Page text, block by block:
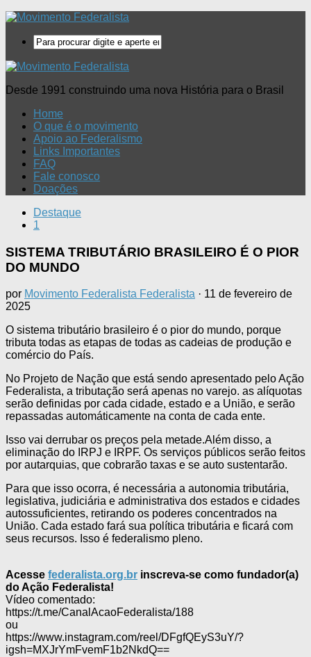
Desde 1991 construindo uma nova História para o Brasil
Home
O que é o movimento
Apoio ao Federalismo
Links Importantes
FAQ
Fale conosco
Doações
Destaque
1
SISTEMA TRIBUTÁRIO BRASILEIRO É O PIOR
DO MUNDO
por Movimento Federalista Federalista · 11 de fevereiro de
2025
O sistema tributário brasileiro é o pior do mundo, porque
tributa todas as etapas de todas as cadeias de produção e
comércio do País.
No Projeto de Nação que está sendo apresentado pelo Ação
Federalista, a tributação será apenas no varejo. as alíquotas
serão definidas por cada cidade, estado e a União, e serão
repassadas automáticamente na conta de cada ente.
Isso vai derrubar os preços pela metade.Além disso, a
eliminação do IRPJ e IRPF. Os serviços públicos serão feitos
por autarquias, que cobrarão taxas e se auto sustentarão.
Para que isso ocorra, é necessária a autonomia tributária,
legislativa, judiciária e administrativa dos estados e cidades
autossuficientes, retirando os poderes concentrados na
União. Cada estado fará sua política tributária e ficará com
seus recursos. Isso é federalismo pleno.
Acesse federalista.org.br inscreva-se como fundador(a)
do Ação Federalista!
Vídeo comentado:
https://t.me/CanalAcaoFederalista/188
ou
https://www.instagram.com/reel/DFgfQEyS3uY/?
igsh=MXJrYmFvemF1b2NkdQ==